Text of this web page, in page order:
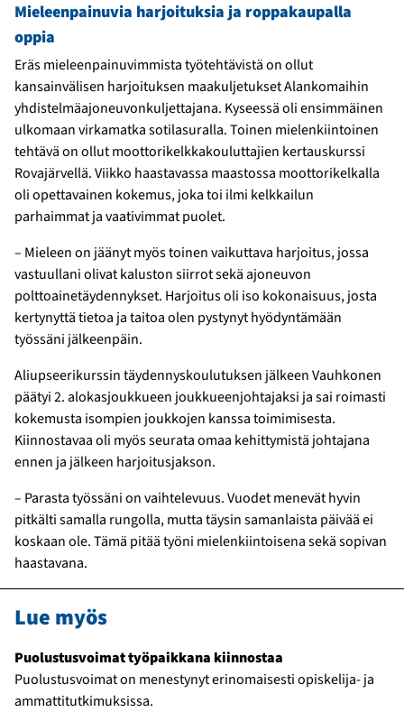
Mieleenpainuvia harjoituksia ja roppakaupalla
oppia
Eräs mieleenpainuvimmista työtehtävistä on ollut
kansainvälisen harjoituksen maakuljetukset Alankomaihin
yhdistelmäajoneuvonkuljettajana. Kyseessä oli ensimmäinen
ulkomaan virkamatka sotilasuralla. Toinen mielenkiintoinen
tehtävä on ollut moottorikelkkakouluttajien kertauskurssi
Rovajärvellä. Viikko haastavassa maastossa moottorikelkalla
oli opettavainen kokemus, joka toi ilmi kelkkailun
parhaimmat ja vaativimmat puolet.
– Mieleen on jäänyt myös toinen vaikuttava harjoitus, jossa
vastuullani olivat kaluston siirrot sekä ajoneuvon
polttoainetäydennykset. Harjoitus oli iso kokonaisuus, josta
kertynyttä tietoa ja taitoa olen pystynyt hyödyntämään
työssäni jälkeenpäin.
Aliupseerikurssin täydennyskoulutuksen jälkeen Vauhkonen
päätyi 2. alokasjoukkueen joukkueenjohtajaksi ja sai roimasti
kokemusta isompien joukkojen kanssa toimimisesta.
Kiinnostavaa oli myös seurata omaa kehittymistä johtajana
ennen ja jälkeen harjoitusjakson.
– Parasta työssäni on vaihtelevuus. Vuodet menevät hyvin
pitkälti samalla rungolla, mutta täysin samanlaista päivää ei
koskaan ole. Tämä pitää työni mielenkiintoisena sekä sopivan
haastavana.
Lue myös
Puolustusvoimat työpaikkana kiinnostaa
Puolustusvoimat on menestynyt erinomaisesti opiskelija- ja
ammattitutkimuksissa.